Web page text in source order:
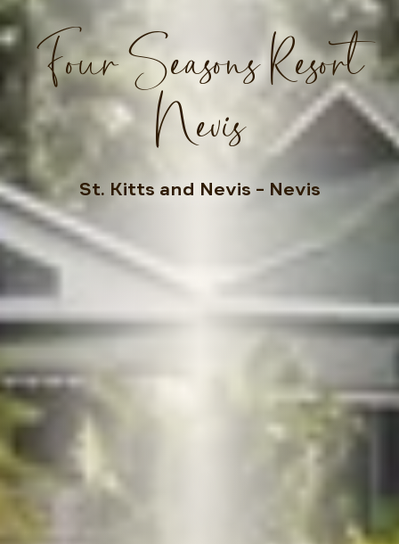
Four Seasons Resort
Nevis
St. Kitts and Nevis – Nevis